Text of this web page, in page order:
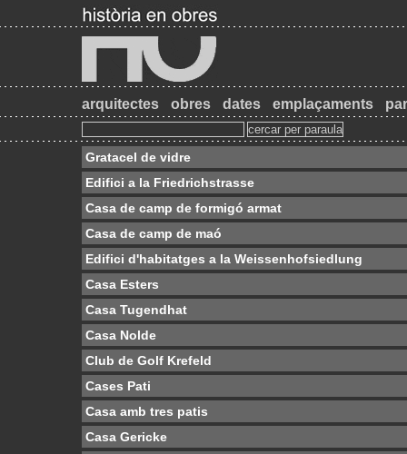
arquitectes obres dates emplaçaments
Gratacel de vidre
Edifici a la Friedrichstrasse
Casa de camp de formigó armat
Casa de camp de maó
Edifici d'habitatges a la Weissenhofsiedlung
Casa Esters
Casa Tugendhat
Casa Nolde
Club de Golf Krefeld
Cases Pati
Casa amb tres patis
Casa Gericke